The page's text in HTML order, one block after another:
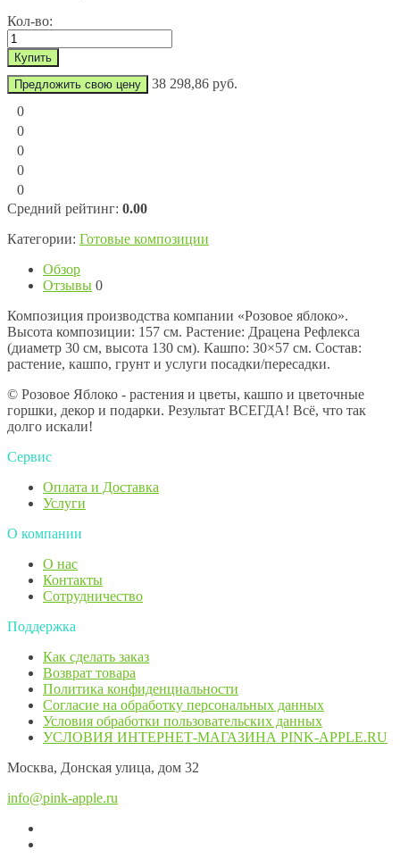
Кол-во:
Предложить свою цену
38 298,86 руб.
0
0
0
0
0
Средний рейтинг: 0.00
Категории: Готовые композиции
Обзор
Отзывы 0
Композиция производства компании «Розовое яблоко».
Высота композиции: 157 см. Растение: Драцена Рефлекса
(диаметр 30 см, высота 130 см). Кашпо: 30×57 см. Состав:
растение, кашпо, грунт и услуги посадки/пересадки.
© Розовое Яблоко - растения и цветы, кашпо и цветочные
горшки, декор и подарки. Результат ВСЕГДА! Всё, что так
долго искали!
Сервис
Оплата и Доставка
Услуги
О компании
О нас
Контакты
Сотрудничество
Поддержка
Как сделать заказ
Возврат товара
Политика конфиденциальности
Согласие ​на обработку персональных данных
Условия обработки пользовательских данных
УСЛОВИЯ ИНТЕРНЕТ-МАГАЗИНА PINK-APPLE.RU
Москва, Донская улица, дом 32
info@pink-apple.ru